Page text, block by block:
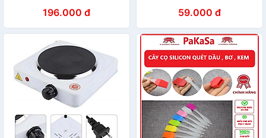
196.000 đ 59.000 đ